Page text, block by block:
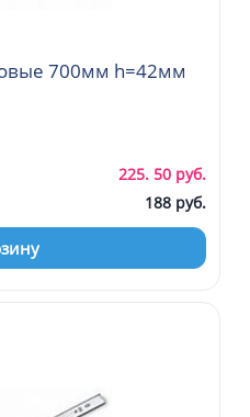
700мм h=42мм
225. 50 руб.
188 руб.